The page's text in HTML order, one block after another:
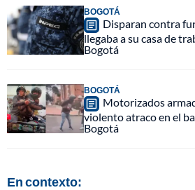
BOGOTÁ
Disparan contra
llegaba a su casa de
Bogotá
BOGOTÁ
Motorizados
violento atraco en el
Bogotá
En contexto: